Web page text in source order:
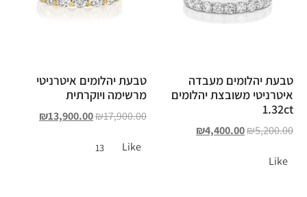
טבעת יהלומים מעבדה
איטרניטי משובצת יהלומים
1.32ct
₪5,200.00
₪4,400.00
Like
טבעת יהלומים איטרניטי
מרשימה ויוקרתית
₪17,900.00
₪13,900.00
Like
13